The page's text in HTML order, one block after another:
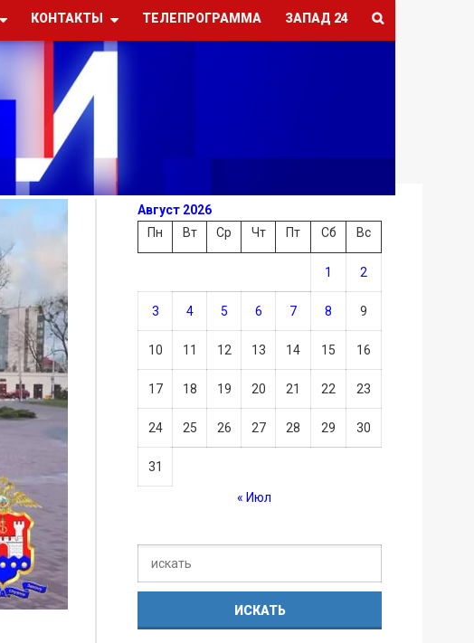
КОНТАКТЫ ТЕЛЕПРОГРАММА ЗАПАД 24
Август 2026
Пн
Вт Ср Чт Пт Сб Вс
1 2
3 4 5 6 7 8 9
10 11 12 13 14 15 16
17 18 19 20 21 22 23
24 25 26 27 28 29 30
31
« Июл